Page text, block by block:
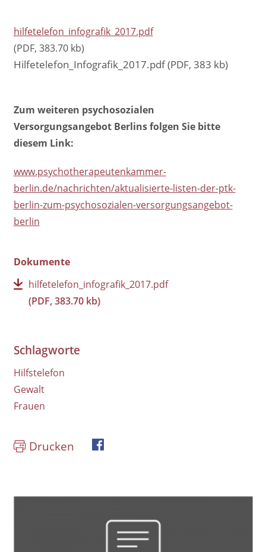
hilfetelefon_infografik_2017.pdf
(PDF, 383.70 kb)
Hilfetelefon_Infografik_2017.pdf (PDF, 383 kb)
Zum weiteren psychosozialen
Versorgungsangebot Berlins folgen Sie bitte
diesem Link:
www.psychotherapeutenkammer-
berlin.de/nachrichten/aktualisierte-listen-der-ptk-
berlin-zum-psychosozialen-versorgungsangebot-
berlin
Dokumente
hilfetelefon_infografik_2017.pdf
(PDF, 383.70 kb)
Schlagworte
Hilfstelefon
Gewalt
Frauen
Drucken